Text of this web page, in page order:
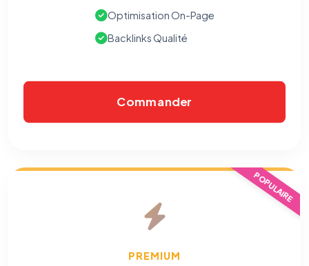
Optimisation On-Page
Backlinks Qualité
Commander
POPULAIRE
PREMIUM